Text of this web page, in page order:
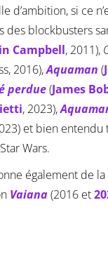
d’ambition, si ce
des blockbusters
Campbell, 2011),
2016),Aquaman (
perdue(James
, 2023),
et bien entendu
Wars.
également de la
Vaiana(2016 et